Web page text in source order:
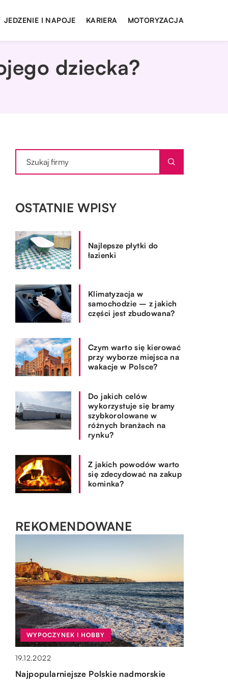
JEDZENIE I NAPOJE KARIERA MOTORYZACJA
dziecka?
OSTATNIE WPISY
Najlepsze płytki do
łazienki
Klimatyzacja w
samochodzie – z jakich
części jest zbudowana?
Czym warto się kierować
przy wyborze miejsca na
wakacje w Polsce?
Do jakich celów
wykorzystuje się bramy
szybkorolowane w
różnych branżach na
rynku?
Z jakich powodów warto
się zdecydować na zakup
kominka?
REKOMENDOWANE
OGRÓD I DOM
15.10.2019
WYPOCZYNEK I HOBBY
19.12.2022
Najpopularniejsze Polskie nadmorskie
SPOSÓB ŻYCIA I STYL
06.07.2019
Producenci dobrych części rowerowych
BIZNES I FINANSE
14.12.2022
Strona internetowa firmy – jakie ma